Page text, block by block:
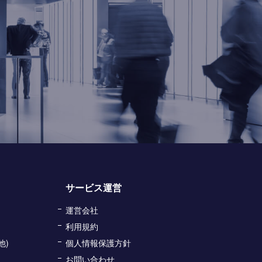
)
サービス運営
運営会社
利用規約
個人情報保護方針
お問い合わせ